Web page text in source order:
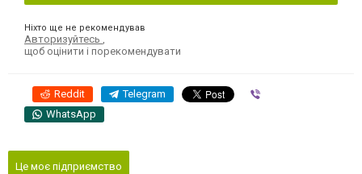
Ніхто ще не рекомендував
Авторизуйтесь
щоб оцінити і порекомендувати
Reddit Telegram
WhatsApp
Це моє підприємство